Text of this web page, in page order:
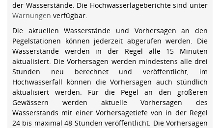
der Wasserstände. Die Hochwasserlageberichte sind unter
Warnungen verfügbar.
Die aktuellen Wasserstände und Vorhersagen an den
Pegelstationen können jederzeit abgerufen werden. Die
Wasserstände werden in der Regel alle 15 Minuten
aktualisiert. Die Vorhersagen werden mindestens alle drei
Stunden neu berechnet und veröffentlicht, im
Hochwasserfall können die Vorhersagen auch stündlich
aktualisiert werden. Für die Pegel an den größeren
Gewässern werden aktuelle Vorhersagen des
Wasserstands mit einer Vorhersagetiefe von in der Regel
24 bis maximal 48 Stunden veröffentlicht. Die Vorhersagen